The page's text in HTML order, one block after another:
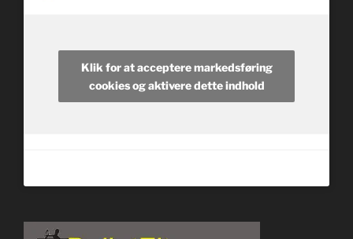
Klik for at acceptere markedsføring
cookies og aktivere dette indhold